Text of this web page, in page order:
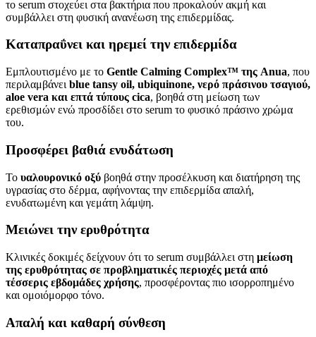
το serum στοχεύει στα βακτήρια που προκαλούν ακμή και
συμβάλλει στη φυσική ανανέωση της επιδερμίδας.
Καταπραΰνει και ηρεμεί την επιδερμίδα
Εμπλουτισμένο με το Gentle Calming Complex™ της Anua, που
περιλαμβάνει blue tansy oil, ubiquinone, νερό πράσινου τσαγιού,
aloe vera και επτά τύπους cica, βοηθά στη μείωση των
ερεθισμών ενώ προσδίδει στο serum το φυσικό πράσινο χρώμα
του.
Προσφέρει βαθιά ενυδάτωση
Το υαλουρονικό οξύ βοηθά στην προσέλκυση και διατήρηση της
υγρασίας στο δέρμα, αφήνοντας την επιδερμίδα απαλή,
ενυδατωμένη και γεμάτη λάμψη.
Μειώνει την ερυθρότητα
Κλινικές δοκιμές δείχνουν ότι το serum συμβάλλει στη μείωση
της ερυθρότητας σε προβληματικές περιοχές μετά από
τέσσερις εβδομάδες χρήσης, προσφέροντας πιο ισορροπημένο
και ομοιόμορφο τόνο.
Απαλή και καθαρή σύνθεση